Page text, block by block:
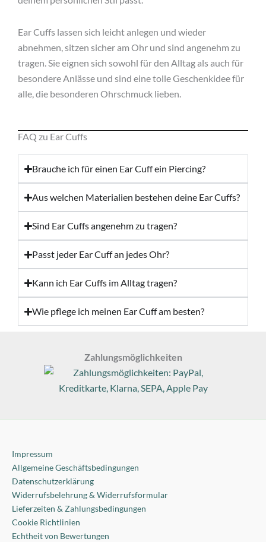
Ear Cuffs lassen sich leicht anlegen und wieder
abnehmen, sitzen sicher am Ohr und sind angenehm zu
tragen. Sie eignen sich sowohl für den Alltag als auch für
besondere Anlässe und sind eine tolle Geschenkidee für
alle, die besonderen Ohrschmuck lieben.
FAQ zu Ear Cuffs
Brauche ich für einen Ear Cuff ein Piercing?
Aus welchen Materialien bestehen deine Ear Cuffs?
Sind Ear Cuffs angenehm zu tragen?
Passt jeder Ear Cuff an jedes Ohr?
Kann ich Ear Cuffs im Alltag tragen?
Wie pflege ich meinen Ear Cuff am besten?
Zahlungsmöglichkeiten
Impressum
Allgemeine Geschäftsbedingungen
Datenschutzerklärung
Widerrufsbelehrung & Widerrufsformular
Lieferzeiten & Zahlungsbedingungen
Cookie Richtlinien
Echtheit von Bewertungen